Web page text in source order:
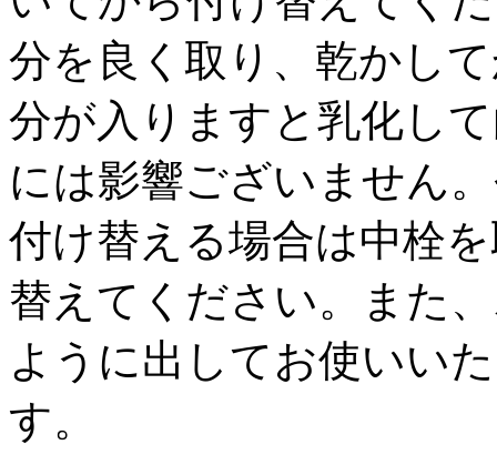
分を良く取り、乾かし
分が入りますと乳化し
には影響ございません
付け替える場合は中栓
替えてください。また
ように出してお使いい
す。